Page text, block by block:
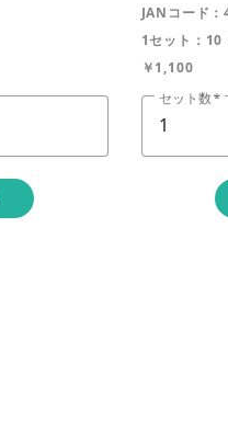
JANコード
1セット：10
￥1,100
セット数